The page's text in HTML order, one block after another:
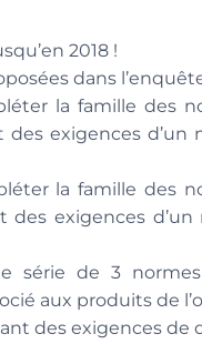
2018 !
dans
la famille des
exigences d’un
la famille des
exigences d’un
série de 3
aux produits de
des exigences de